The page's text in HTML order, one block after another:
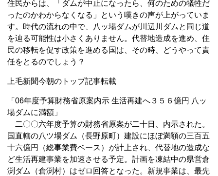
住民からは、「ダムが中止になったら、何のための犠牲だ
ったのかわからなくなる」という嘆きの声が上がっていま
す。時代の流れの中で、八ッ場ダムが川辺川ダムと同じ道
を辿る可能性は小さくありません。代替地造成を進め、住
民の移転を促す政策を進める国は、その時、どうやって責
任をとるのでしょう？
上毛新聞今朝のトップ記事転載
「06年度予算財務省原案内示 生活再建へ３５６億円 八ッ
場ダムに満額」
二〇〇六年度予算の財務省原案が二十日、内示された。
国直轄の八ツ場ダム（長野原町）建設にほぼ満額の三百五
十六億円（総事業費ベース）が計上され、代替地の造成な
ど生活再建事業を加速させる予定。計画を凍結中の県営倉
渕ダム（倉渕村）はゼロ回答となった。新規事業は、最先